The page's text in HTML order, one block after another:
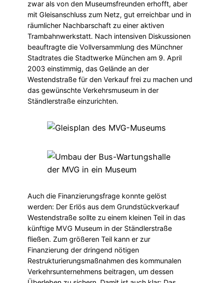
zwar als von den Museumsfreunden erhofft, aber
mit Gleisanschluss zum Netz, gut erreichbar und in
räumlicher Nachbarschaft zu einer aktiven
Trambahnwerkstatt. Nach intensiven Diskussionen
beauftragte die Vollversammlung des Münchner
Stadtrates die Stadtwerke München am 9. April
2003 einstimmig, das Gelände an der
Westendstraße für den Verkauf frei zu machen und
das gewünschte Verkehrsmuseum in der
Ständlerstraße einzurichten.
Auch die Finanzierungsfrage konnte gelöst
werden: Der Erlös aus dem Grundstückverkauf
Westendstraße sollte zu einem kleinen Teil in das
künftige MVG Museum in der Ständlerstraße
fließen. Zum größeren Teil kann er zur
Finanzierung der dringend nötigen
Restrukturierungsmaßnahmen des kommunalen
Verkehrsunternehmens beitragen, um dessen